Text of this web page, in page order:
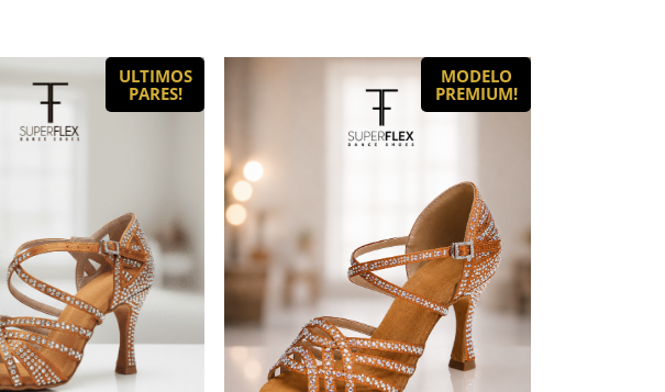
ULTIMOS
PARES!
MODELO
PREMIUM!